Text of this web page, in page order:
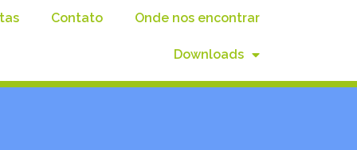
Contato Onde nos encontrar
Downloads